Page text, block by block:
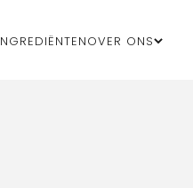
Over ons